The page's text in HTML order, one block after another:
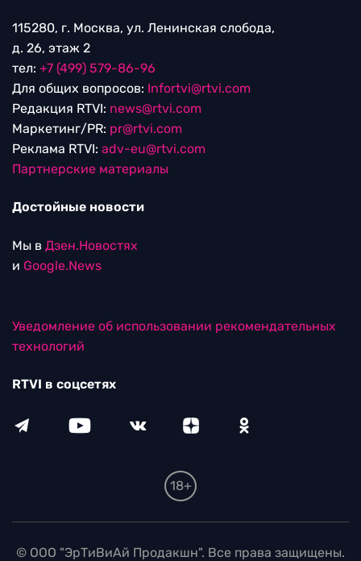
115280, г. Москва, ул. Ленинская слобода,
д. 26, этаж 2
тел: +7 (499) 579-86-96
Для общих вопросов: Infortvi@rtvi.com
Редакция RTVI: news@rtvi.com
Маркетинг/PR: pr@rtvi.com
Реклама RTVI: adv-eu@rtvi.com
Партнерские материалы
Достойные новости
Мы в Дзен.Новостях
и Google.News
Уведомление об использовании рекомендательных
технологий
RTVI в соцсетях
18+
© ООО "ЭрТиВиАй Продакшн". Все права защищены.